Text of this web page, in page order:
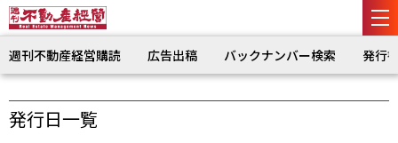
週刊不動産経営購読 広告出稿 バックナンバー検索 発行
発行日一覧